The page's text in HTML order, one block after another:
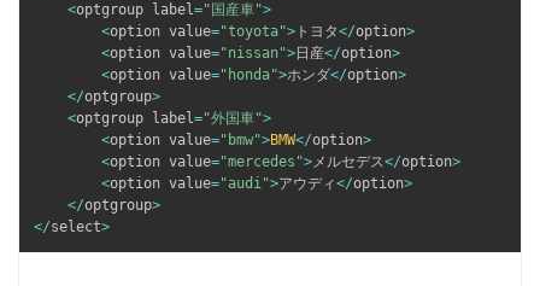
<optgroup label="国産車">
<option value="toyota"> トヨタ</option>
<option value="nissan">日産</option>
<option value="honda">ホンダ</option>
</optgroup>
<optgroup label="外国車">
<option value="bmw">BMW</option>
<option value="mercedes">メルセデス</option>
<option value="audi">アウディ</option>
</optgroup>
</select>